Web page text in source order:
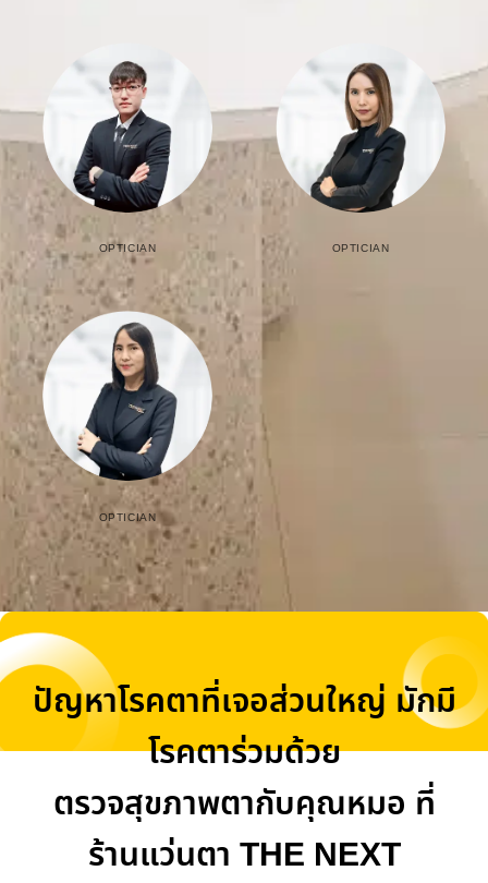
OPTICIAN OPTICIAN
OPTICIAN
ปัญหาโรคตาที่เจอส่วนใหญ่ มักมี
โรคตาร่วมด้วย
ตรวจสุขภาพตากับคุณหมอ ที่
ร้านแว่นตา THE NEXT